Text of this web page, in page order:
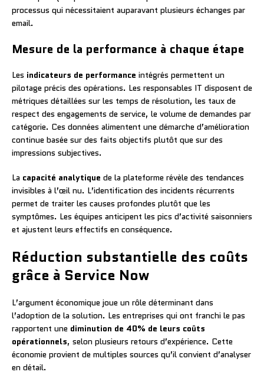
processus qui nécessitaient auparavant plusieurs échanges par
email.
Mesure de la performance à chaque étape
Les indicateurs de performance intégrés permettent un
pilotage précis des opérations. Les responsables IT disposent de
métriques détaillées sur les temps de résolution, les taux de
respect des engagements de service, le volume de demandes par
catégorie. Ces données alimentent une démarche d’amélioration
continue basée sur des faits objectifs plutôt que sur des
impressions subjectives.
La capacité analytique de la plateforme révèle des tendances
invisibles à l’œil nu. L’identification des incidents récurrents
permet de traiter les causes profondes plutôt que les
symptômes. Les équipes anticipent les pics d’activité saisonniers
et ajustent leurs effectifs en conséquence.
Réduction substantielle des coûts
grâce à Service Now
L’argument économique joue un rôle déterminant dans
l’adoption de la solution. Les entreprises qui ont franchi le pas
rapportent une diminution de 40% de leurs coûts
opérationnels, selon plusieurs retours d’expérience. Cette
économie provient de multiples sources qu’il convient d’analyser
en détail.